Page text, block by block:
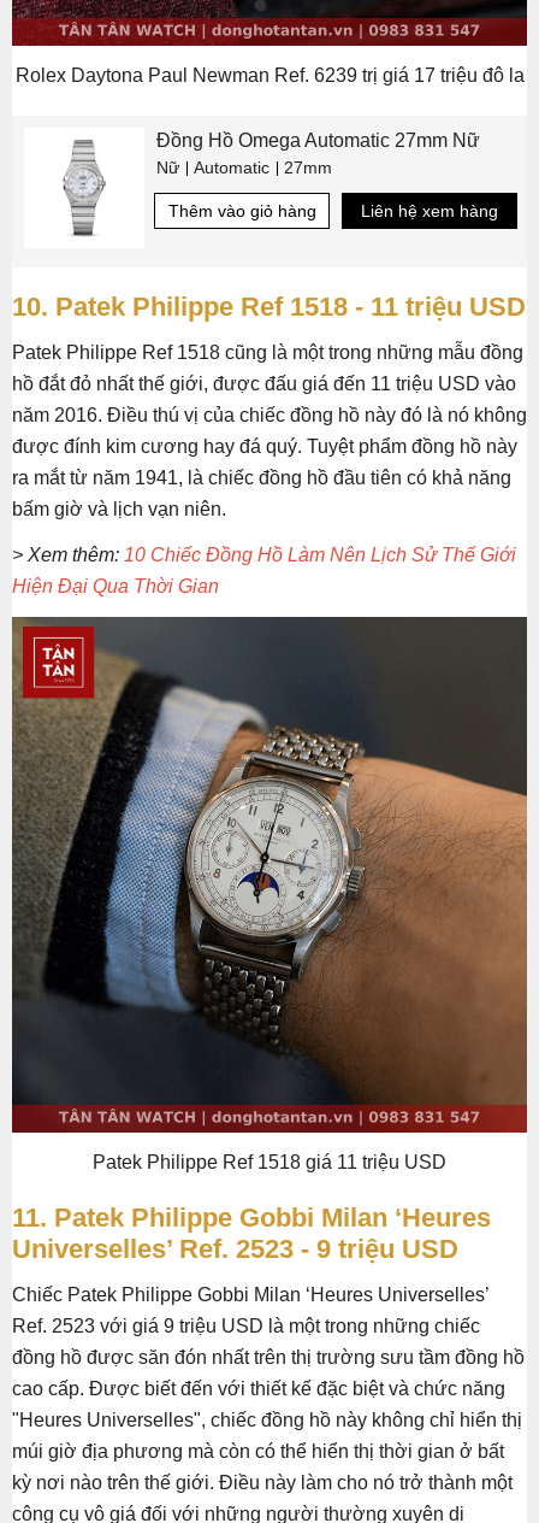
Rolex Daytona Paul Newman Ref. 6239 trị giá 17 triệu đô la
Đồng Hồ Omega Automatic 27mm Nữ
Nữ Automatic 27mm
Thêm vào giỏ hàng Liên hệ xem hàng
10. Patek Philippe Ref 1518 - 11 triệu USD
Patek Philippe Ref 1518 cũng là một trong những mẫu đồng
hồ đắt đỏ nhất thế giới, được đấu giá đến 11 triệu USD vào
năm 2016. Điều thú vị của chiếc đồng hồ này đó là nó không
được đính kim cương hay đá quý. Tuyệt phẩm đồng hồ này
ra mắt từ năm 1941, là chiếc đồng hồ đầu tiên có khả năng
bấm giờ và lịch vạn niên.
> Xem thêm: 10 Chiếc Đồng Hồ Làm Nên Lịch Sử Thế Giới
Hiện Đại Qua Thời Gian
Patek Philippe Ref 1518 giá 11 triệu USD
11. Patek Philippe Gobbi Milan ‘Heures
Universelles’ Ref. 2523 - 9 triệu USD
Chiếc Patek Philippe Gobbi Milan ‘Heures Universelles’
Ref. 2523 với giá 9 triệu USD là một trong những chiếc
đồng hồ được săn đón nhất trên thị trường sưu tầm đồng hồ
cao cấp. Được biết đến với thiết kế đặc biệt và chức năng
"Heures Universelles", chiếc đồng hồ này không chỉ hiển thị
múi giờ địa phương mà còn có thể hiển thị thời gian ở bất
kỳ nơi nào trên thế giới. Điều này làm cho nó trở thành một
công cụ vô giá đối với những người thường xuyên di